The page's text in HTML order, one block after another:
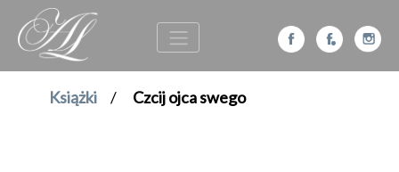
Książki / Czcij ojca swego